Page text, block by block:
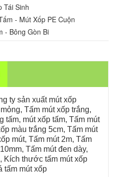
Tái Sinh
- Mút Xốp PE Cuộn
- Bông Gòn Bi
ty sản xuất mút xốp
Tấm mút xốp trắng,
tấm, mút xốp tấm, Tấm mút
màu trắng 5cm, Tấm mút
mút, Tấm mút 2m, Tấm
Tấm mút đen dày,
Kích thước tấm mút xốp
tấm mút xốp